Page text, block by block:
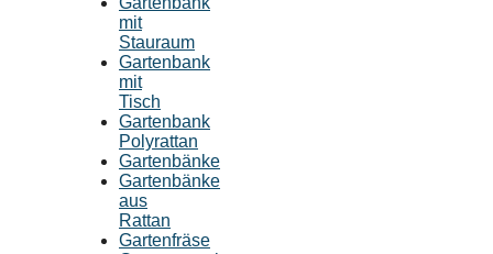
mit
Stauraum
Gartenbank
mit
Tisch
Gartenbank
Polyrattan
Gartenbänke
Gartenbänke
aus
Rattan
Gartenfräse